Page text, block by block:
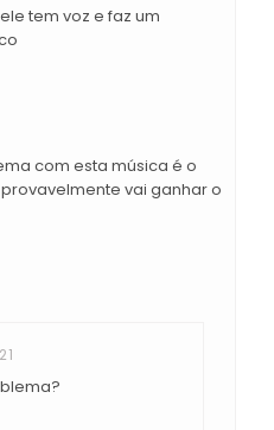
tem voz e faz um
com esta música é o
vai ganhar o